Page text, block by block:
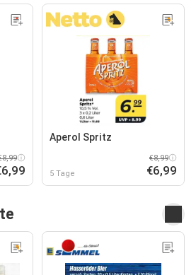
Aperol Spritz
5 Tage
€8,99
€6,99